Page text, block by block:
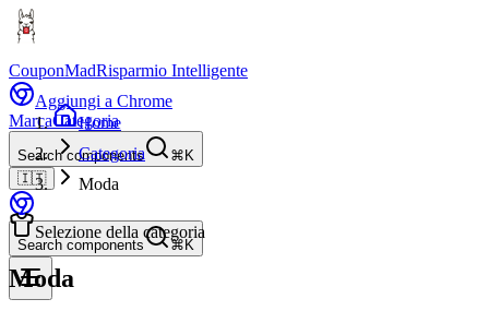
CouponMadRisparmio Intelligente
Aggiungi a Chrome
MarcaCategoria
Search components
⌘K
🇮🇹
Search components ⌘K
Home
Categoria
Moda
Selezione della categoria
Moda